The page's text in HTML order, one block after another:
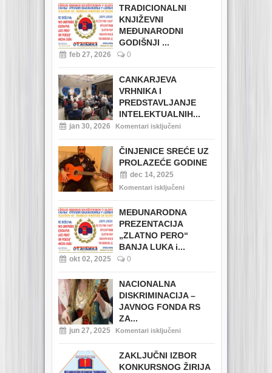
TRADICIONALNI
KNJIŽEVNI
MEĐUNARODNI
GODIŠNJI ...
feb 27, 2026 0
CANKARJEVA
VRHNIKA I
PREDSTAVLJANJE
INTELEKTUALNIH...
jan 30, 2026 Komentari isključeni
ČINJENICE SREĆE UZ
PROLAZEĆE GODINE
dec 14, 2025
Komentari isključeni
MEĐUNARODNA
PREZENTACIJA
„ZLATNO PERO“
BANJA LUKA i...
okt 02, 2025 0
NACIONALNA
DISKRIMINACIJA –
JAVNOG FONDA RS
ZA...
jun 27, 2025 Komentari isključeni
ZAKLJUČNI IZBOR
KONKURSNOG ŽIRIJA